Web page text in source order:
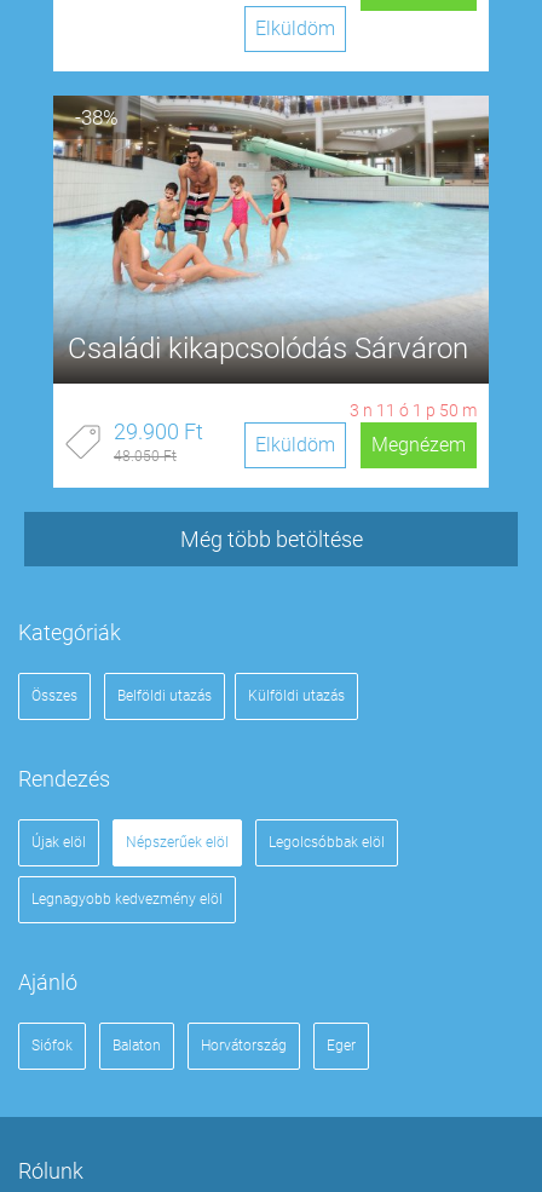
Elküldöm
-38%
Családi kikapcsolódás Sárváron
3 n 11 ó 1 p 49 m
29.900 Ft
48.050 Ft Megnézem
Elküldöm
Még több betöltése
Kategóriák
Összes Belföldi utazás Külföldi utazás
Rendezés
Újak elöl Népszerűek elöl Legolcsóbbak elöl
Legnagyobb kedvezmény elöl
Ajánló
Siófok Balaton Horvátország Eger
Rólunk